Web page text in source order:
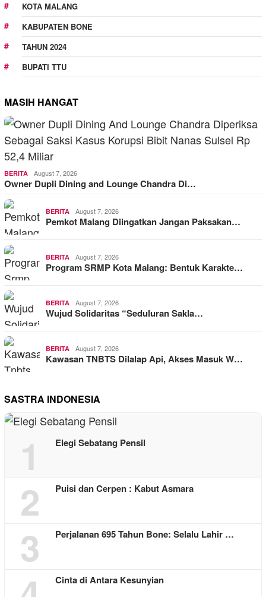
KOTA MALANG
KABUPATEN BONE
TAHUN 2024
BUPATI TTU
MASIH HANGAT
BERITA August 7, 2026
Owner Dupli Dining and Lounge Chandra Di…
BERITA August 7, 2026
Pemkot Malang Diingatkan Jangan Paksakan…
BERITA August 7, 2026
Program SRMP Kota Malang: Bentuk Karakte…
BERITA August 7, 2026
Wujud Solidaritas “Seduluran Sakla…
BERITA August 7, 2026
Kawasan TNBTS Dilalap Api, Akses Masuk W…
SASTRA INDONESIA
1 Elegi Sebatang Pensil
2 Puisi dan Cerpen : Kabut Asmara
3 Perjalanan 695 Tahun Bone: Selalu Lahir …
Cinta di Antara Kesunyian